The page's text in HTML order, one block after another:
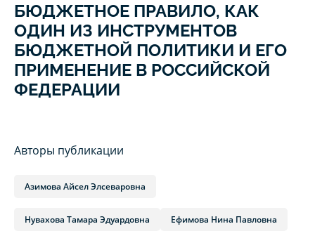
БЮДЖЕТНОЕ ПРАВИЛО, КАК
ОДИН ИЗ ИНСТРУМЕНТОВ
БЮДЖЕТНОЙ ПОЛИТИКИ И ЕГО
ПРИМЕНЕНИЕ В РОССИЙСКОЙ
ФЕДЕРАЦИИ
Авторы публикации
Азимова Айсел Элсеваровна
Нувахова Тамара Эдуардовна Ефимова Нина Павловна